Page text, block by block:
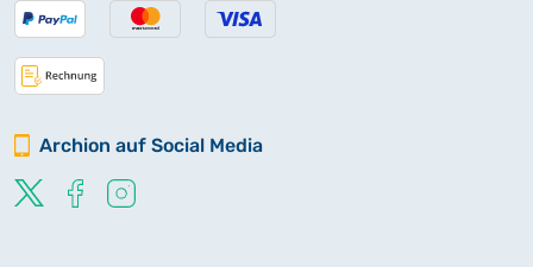
Archion auf Social Media